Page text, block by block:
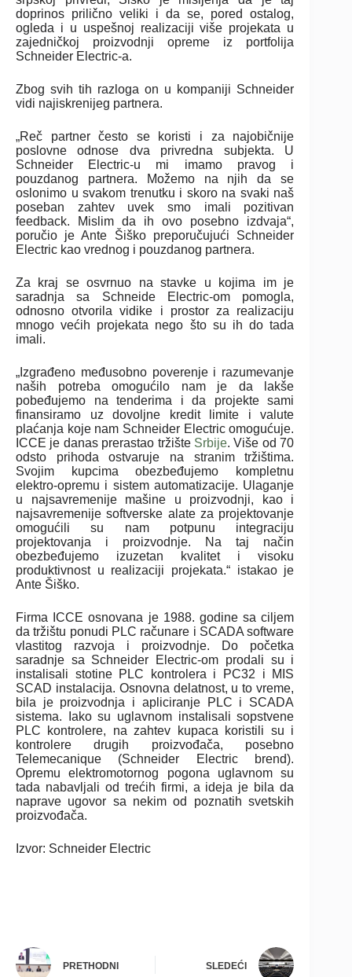
doprinos prilično veliki i da se, pored ostalog,
ogleda i u uspešnoj realizaciji više projekata u
zajedničkoj proizvodnji opreme iz portfolija
Schneider Electric-a.
Zbog svih tih razloga on u kompaniji Schneider
vidi najiskrenijeg partnera.
„Reč partner često se koristi i za najobičnije
poslovne odnose dva privredna subjekta. U
Schneider Electric-u mi imamo pravog i
pouzdanog partnera. Možemo na njih da se
oslonimo u svakom trenutku i skoro na svaki naš
poseban zahtev uvek smo imali pozitivan
feedback. Mislim da ih ovo posebno izdvaja“,
poručio je Ante Šiško preporučujući Schneider
Electric kao vrednog i pouzdanog partnera.
Za kraj se osvrnuo na stavke u kojima im je
saradnja sa Schneide Electric-om pomogla,
odnosno otvorila vidike i prostor za realizaciju
mnogo većih projekata nego što su ih do tada
imali.
„Izgrađeno međusobno poverenje i razumevanje
naših potreba omogućilo nam je da lakše
pobeđujemo na tenderima i da projekte sami
finansiramo uz dovoljne kredit limite i valute
plaćanja koje nam Schneider Electric omogućuje.
ICCE je danas prerastao tržište Srbije. Više od 70
odsto prihoda ostvaruje na stranim tržištima.
Svojim kupcima obezbeđujemo kompletnu
elektro-opremu i sistem automatizacije. Ulaganje
u najsavremenije mašine u proizvodnji, kao i
najsavremenije softverske alate za projektovanje
omogućili su nam potpunu integraciju
projektovanja i proizvodnje. Na taj način
obezbeđujemo izuzetan kvalitet i visoku
produktivnost u realizaciji projekata.“ istakao je
Ante Šiško.
Firma ICCE osnovana je 1988. godine sa ciljem
da tržištu ponudi PLC računare i SCADA software
vlastitog razvoja i proizvodnje. Do početka
saradnje sa Schneider Electric-om prodali su i
instalisali stotine PLC kontrolera i PC32 i MIS
SCAD instalacija. Osnovna delatnost, u to vreme,
bila je proizvodnja i apliciranje PLC i SCADA
sistema. Iako su uglavnom instalisali sopstvene
PLC kontrolere, na zahtev kupaca koristili su i
kontrolere drugih proizvođača, posebno
Telemecanique (Schneider Electric brend).
Opremu elektromotornog pogona uglavnom su
tada nabavljali od trećih firmi, a ideja je bila da
naprave ugovor sa nekim od poznatih svetskih
proizvođača.
Izvor: Schneider Electric
PRETHODNI SLEDEĆI